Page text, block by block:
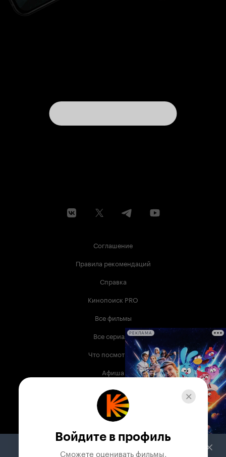
Соглашение
Правила рекомендаций
Справка
Кинопоиск PRO
Все фильмы
Все сериалы
Что посмотреть
Афиша
Музыка
Телепрограмма
Служба поддержки
РЕКЛАМА
Войдите в профиль
Сможете оценивать фильмы,